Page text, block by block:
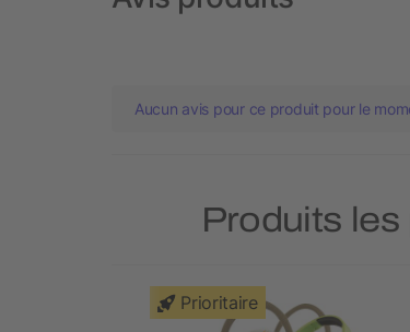
Aucun avis pour ce produit pour le
Produits
Prioritaire